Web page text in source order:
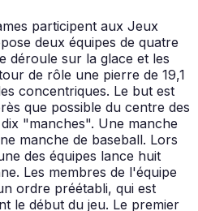
participent aux Jeux
deux équipes de quatre
déroule sur la glace et les
de rôle une pierre de 19,1
concentriques. Le but est
que possible du centre des
"manches". Une manche
manche de baseball. Lors
des équipes lance huit
Les membres de l'équipe
ordre préétabli, qui est
le début du jeu. Le premier